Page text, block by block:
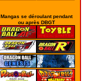
Mangas se déroulant pendant
ou après DBGT